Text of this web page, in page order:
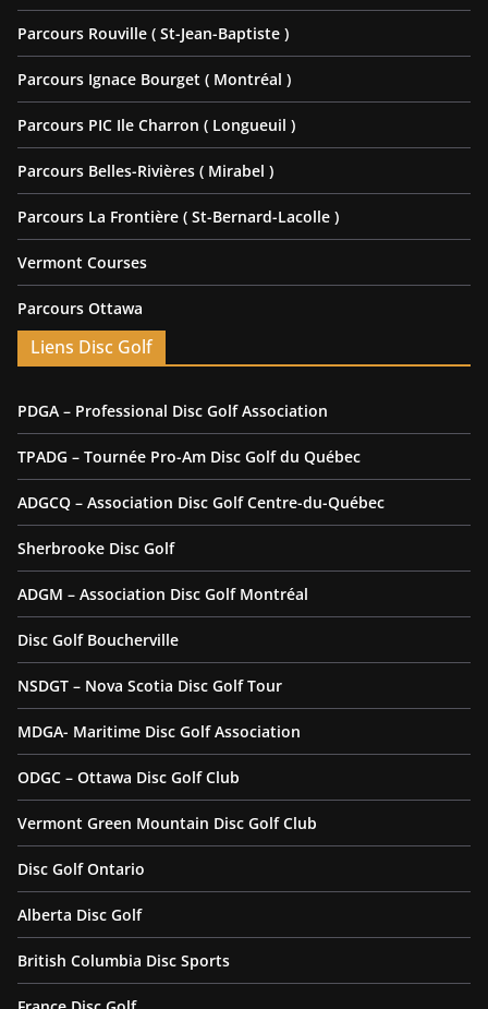
Parcours Rouville ( St-Jean-Baptiste )
Parcours Ignace Bourget ( Montréal )
Parcours PIC Ile Charron ( Longueuil )
Parcours Belles-Rivières ( Mirabel )
Parcours La Frontière ( St-Bernard-Lacolle )
Vermont Courses
Parcours Ottawa
Liens Disc Golf
PDGA – Professional Disc Golf Association
TPADG – Tournée Pro-Am Disc Golf du Québec
ADGCQ – Association Disc Golf Centre-du-Québec
Sherbrooke Disc Golf
ADGM – Association Disc Golf Montréal
Disc Golf Boucherville
NSDGT – Nova Scotia Disc Golf Tour
MDGA- Maritime Disc Golf Association
ODGC – Ottawa Disc Golf Club
Vermont Green Mountain Disc Golf Club
Disc Golf Ontario
Alberta Disc Golf
British Columbia Disc Sports